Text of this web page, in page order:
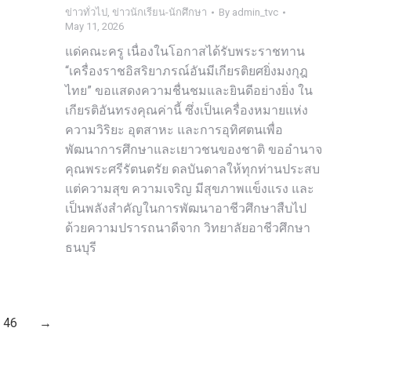
ข่าวทั่วไป, ข่าวนักเรียน-นักศึกษา By admin_tvc
May 11, 2026
แด่คณะครู เนื่องในโอกาสได้รับพระราชทาน
“เครื่องราชอิสริยาภรณ์อันมีเกียรติยศยิ่งมงกุฎ
ไทย” ขอแสดงความชื่นชมและยินดีอย่างยิ่ง ใน
เกียรติอันทรงคุณค่านี้ ซึ่งเป็นเครื่องหมายแห่ง
ความวิริยะ อุตสาหะ และการอุทิศตนเพื่อ
พัฒนาการศึกษาและเยาวชนของชาติ ขออำนาจ
คุณพระศรีรัตนตรัย ดลบันดาลให้ทุกท่านประสบ
แต่ความสุข ความเจริญ มีสุขภาพแข็งแรง และ
เป็นพลังสำคัญในการพัฒนาอาชีวศึกษาสืบไป
ด้วยความปรารถนาดีจาก วิทยาลัยอาชีวศึกษา
ธนบุรี
46 →